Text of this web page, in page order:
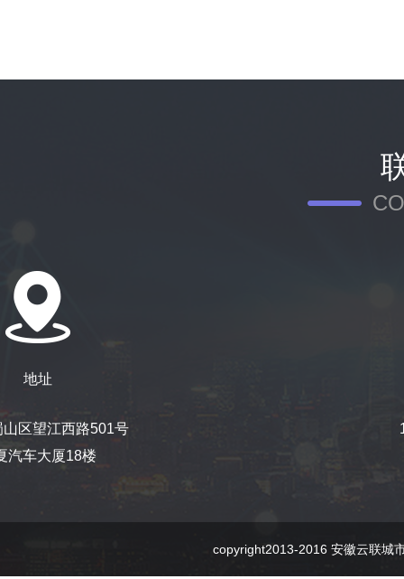
地址
山区望江西路501号
汽车大厦18楼
copyright2013-2016 安徽云联城